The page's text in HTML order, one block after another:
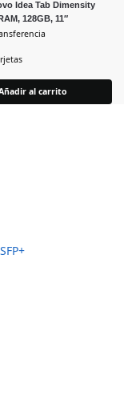
Idea Tab Dimensity
128GB, 11″
al carrito